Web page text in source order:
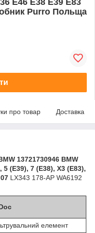
Purro Польща
про товар Доставка
13721730946 BMW
5 (E39), 7 (E38), X3 (E83),
LX343 178-AP WA6192
елемент